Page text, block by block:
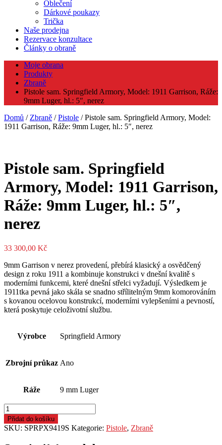
Oblečení
Dárkové poukazy
Trička
Naše prodejna
Rezervace konzultace
Články o obraně
Moje obrana
Produkty
Zbraně
Pistole sam. Springfield Armory, Model: 1911 Garrison, Ráže:
9mm Luger, hl.: 5″, nerez
Domů / Zbraně /Pistole / Pistole sam. Springfield Armory, Model:
1911 Garrison, Ráže: 9mm Luger, hl.: 5″, nerez
Pistole sam. Springfield
Armory, Model: 1911 Garrison,
Ráže: 9mm Luger, hl.: 5″,
nerez
33 300,00 Kč
9mm Garrison v nerez provedení, přebírá klasický a osvědčený
design z roku 1911 a kombinuje konstrukci v dnešní kvalitě s
moderními funkcemi, které dnešní střelci vyžadují. Výsledkem je
1911tka pevná jako skála se snadno střílitelným 9mm komorováním
s kovanou ocelovou konstrukcí, moderními vylepšeními a pevností,
která poskytuje celoživotní službu.
Výrobce Springfield Armory
Zbrojní průkaz Ano
Ráže 9 mm Luger
Pistole
sam.
Springfield
Model:
Přidat do košíku
SKU: SPRPX9419S Kategorie: Pistole, Zbraně